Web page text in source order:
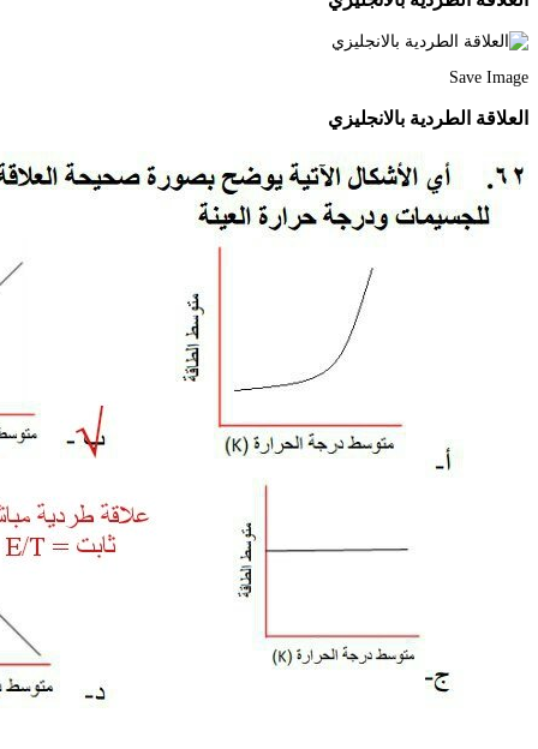
Save Image
العلاقة الطردية بالانجليزي